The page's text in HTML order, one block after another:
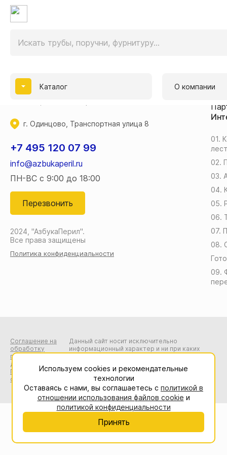
Каталог О компании
нержавеющей стали для перил,
производство и монтаж ограждений из
г. Одинцово, Транспортная улица 8
+7 495 120 07 99
info@azbukaperil.ru
ПН-ВС с 9:00 до 18:00
Перезвонить
2024, "АзбукаПерил".
Все права защищены
Политика конфиденциальности
01.
02.
03.
04.
05.
06.
07.
08.
09.
Соглашение на
обработку
персональных
данных
Пользовательское
соглашение
Данный сайт носит исключительно
информационный характер и ни при каких
определяемой положениями Статьи 437 (2)
Гражданского кодекса Российской
Федерации.
Используем cookies и рекомендательные
технологии
Оставаясь с нами, вы соглашаетесь с политикой в
отношении использования файлов cookie и
политикой конфиденциальности
Принять